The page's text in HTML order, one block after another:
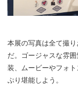
本展の写真は全て撮
だ。ゴージャスな雰
装、ムービーやフォ
ぷり堪能しよう。